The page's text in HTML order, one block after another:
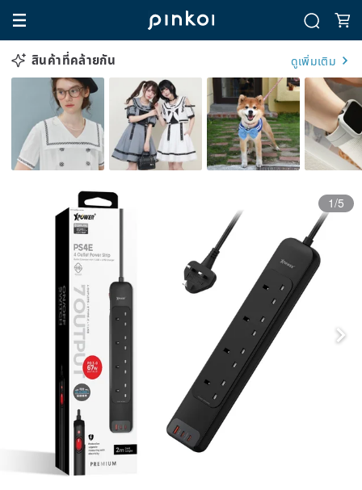
สินค้าที่คล้ายกัน ดูเพิ่มเติม
1/5